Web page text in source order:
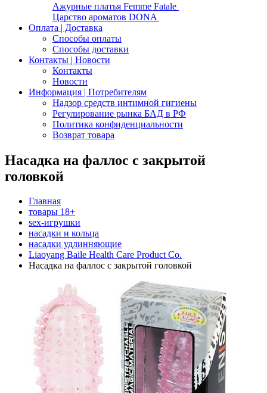
Ажурные платья Femme Fatale
Царство ароматов DONA
Оплата | Доставка
Способы оплаты
Способы доставки
Контакты | Новости
Контакты
Новости
Информация | Потребителям
Надзор средств интимной гигиены
Регулирование рынка БАД в РФ
Политика конфиденциальности
Возврат товара
Насадка на фаллос с закрытой
головкой
Главная
товары 18+
sex-игрушки
насадки и кольца
насадки удлинняющие
Liaoyang Baile Health Care Product Co.
Насадка на фаллос с закрытой головкой